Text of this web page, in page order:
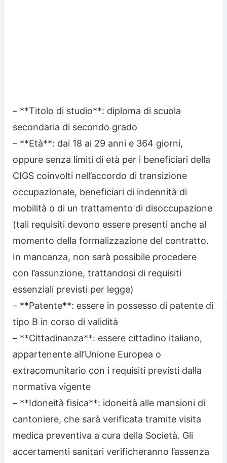
– **Titolo di studio**: diploma di scuola
secondaria di secondo grado
– **Età**: dai 18 ai 29 anni e 364 giorni,
oppure senza limiti di età per i beneficiari della
CIGS coinvolti nell’accordo di transizione
occupazionale, beneficiari di indennità di
mobilità o di un trattamento di disoccupazione
(tali requisiti devono essere presenti anche al
momento della formalizzazione del contratto.
In mancanza, non sarà possibile procedere
con l’assunzione, trattandosi di requisiti
essenziali previsti per legge)
– **Patente**: essere in possesso di patente di
tipo B in corso di validità
– **Cittadinanza**: essere cittadino italiano,
appartenente all’Unione Europea o
extracomunitario con i requisiti previsti dalla
normativa vigente
– **Idoneità fisica**: idoneità alle mansioni di
cantoniere, che sarà verificata tramite visita
medica preventiva a cura della Società. Gli
accertamenti sanitari verificheranno l’assenza